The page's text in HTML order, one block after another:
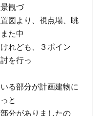
観づ
図より、視点場、眺
た中
れども、３ポイン
を行っ
る部分が計画建物に
と
分がありましたの